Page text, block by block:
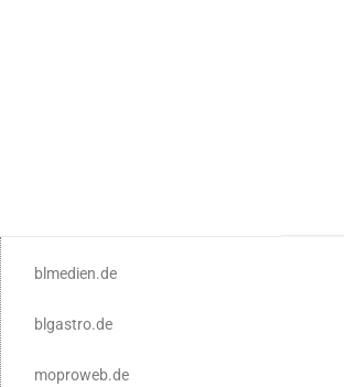
blmedien.de
blgastro.de
moproweb.de